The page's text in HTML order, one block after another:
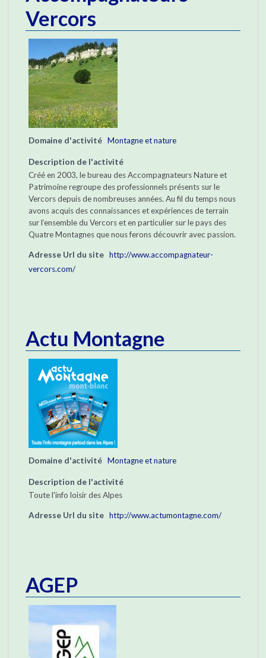
Vercors
Domaine d'activité Montagne et nature
Description de l'activité
Créé en 2003, le bureau des Accompagnateurs Nature et
Patrimoine regroupe des professionnels présents sur le
Vercors depuis de nombreuses années. Au fil du temps nous
avons acquis des connaissances et expériences de terrain
sur l’ensemble du Vercors et en particulier sur le pays des
Quatre Montagnes que nous ferons découvrir avec passion.
Adresse Url du site http://www.accompagnateur-
vercors.com/
Actu Montagne
Domaine d'activité Montagne et nature
Description de l'activité
Toute l'info loisir des Alpes
Adresse Url du site http://www.actumontagne.com/
AGEP